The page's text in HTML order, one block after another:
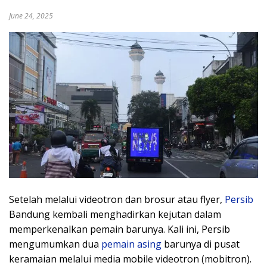
June 24, 2025
Setelah melalui videotron dan brosur atau flyer, Persib
Bandung kembali menghadirkan kejutan dalam
memperkenalkan pemain barunya. Kali ini, Persib
mengumumkan dua pemain asing barunya di pusat
keramaian melalui media mobile videotron (mobitron).